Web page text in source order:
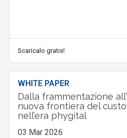
Scaricalo gratis!
WHITE PAPER
Dalla frammentazione
nuova frontiera del
nell’era phygital
03 Mar 2026